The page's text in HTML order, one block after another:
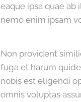
eaque ipsa quae
nemo enim ipsam
Non provident
fuga et harum
nobis est eligendi
omnis voluptas